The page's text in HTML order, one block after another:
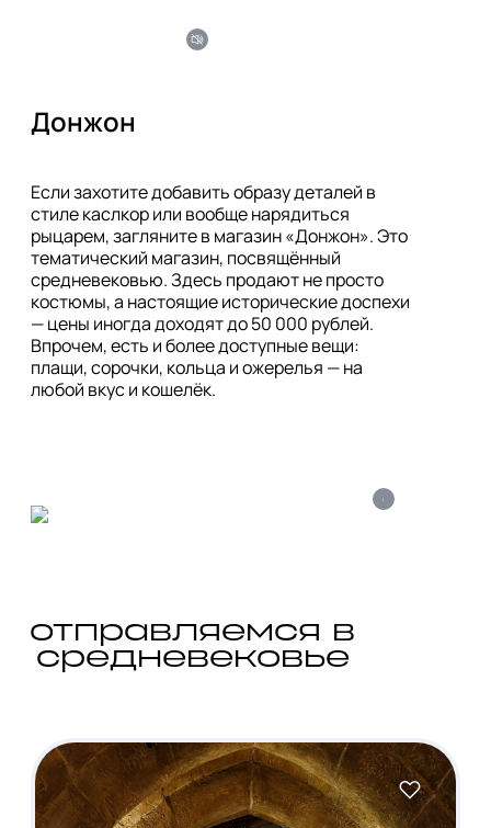
Донжон
Если захотите добавить образу деталей в
стиле каслкор или вообще нарядиться
рыцарем, загляните в магазин «Донжон». Это
тематический магазин, посвящённый
средневековью. Здесь продают не просто
костюмы, а настоящие исторические доспехи
— цены иногда доходят до 50 000 рублей.
Впрочем, есть и более доступные вещи:
плащи, сорочки, кольца и ожерелья — на
любой вкус и кошелёк.
i
отправляемся в
средневековье